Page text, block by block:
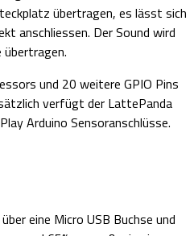
übertragen, es lässt sich
anschliessen. Der Sound wird
übertragen.
und 20 weitere GPIO Pins
verfügt der LattePanda
Arduino Sensoranschlüsse.
eine Micro USB Buchse und